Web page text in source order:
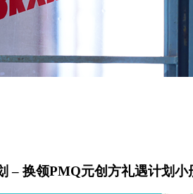
– 换领PMQ元创方礼遇计划小